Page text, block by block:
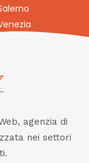
agenzia di
nei settori